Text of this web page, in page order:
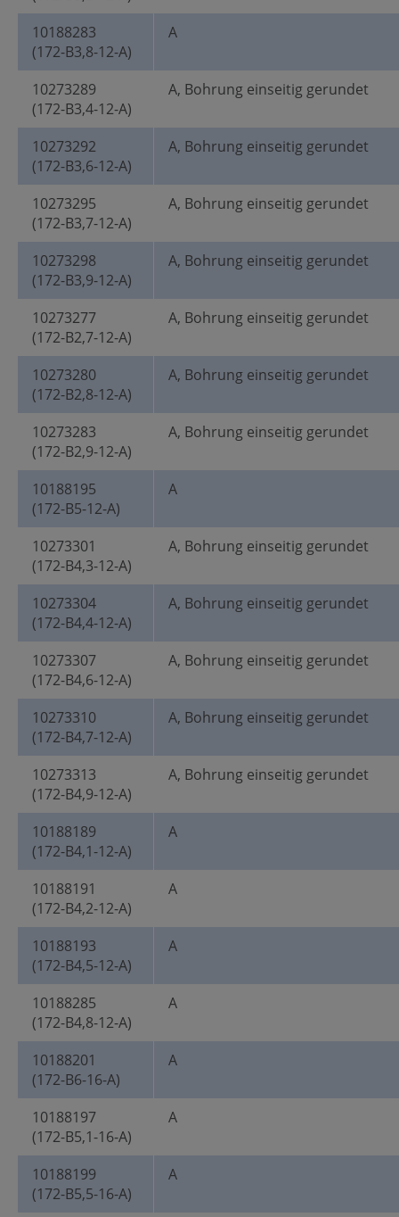
10188283
(172-B3,8-12-A)
A
10273289
(172-B3,4-12-A)
A, Bohrung einseitig gerundet
10273292
(172-B3,6-12-A)
A, Bohrung einseitig gerundet
10273295
(172-B3,7-12-A)
A, Bohrung einseitig gerundet
10273298
(172-B3,9-12-A)
A, Bohrung einseitig gerundet
10273277
(172-B2,7-12-A)
A, Bohrung einseitig gerundet
10273280
(172-B2,8-12-A)
A, Bohrung einseitig gerundet
10273283
(172-B2,9-12-A)
A, Bohrung einseitig gerundet
10188195
(172-B5-12-A)
A
10273301
(172-B4,3-12-A)
A, Bohrung einseitig gerundet
10273304
(172-B4,4-12-A)
A, Bohrung einseitig gerundet
10273307
(172-B4,6-12-A)
A, Bohrung einseitig gerundet
10273310
(172-B4,7-12-A)
A, Bohrung einseitig gerundet
10273313
(172-B4,9-12-A)
A, Bohrung einseitig gerundet
10188189
(172-B4,1-12-A)
A
10188191
(172-B4,2-12-A)
A
10188193
(172-B4,5-12-A)
A
10188285
(172-B4,8-12-A)
A
10188201
(172-B6-16-A)
A
10188197
(172-B5,1-16-A)
A
10188199
(172-B5,5-16-A)
A